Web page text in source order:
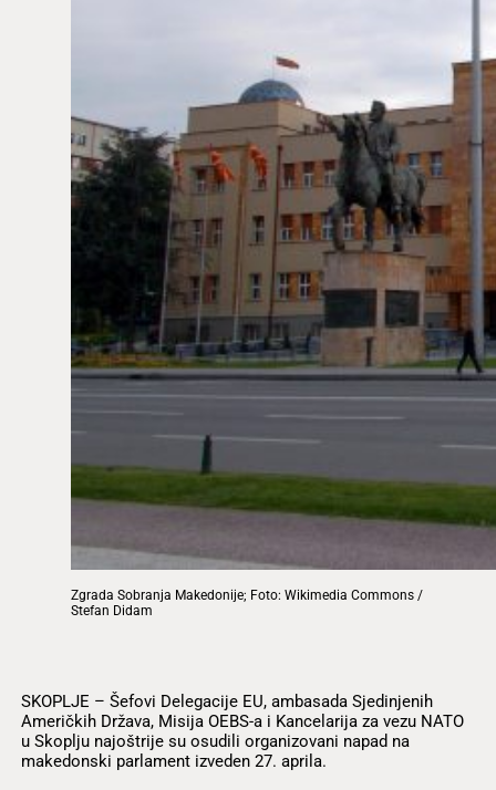
Zgrada Sobranja Makedonije; Foto: Wikimedia Commons /
Stefan Didam
SKOPLJE – Šefovi Delegacije EU, ambasada Sjedinjenih
Američkih Država, Misija OEBS-a i Kancelarija za vezu NATO
u Skoplju najoštrije su osudili organizovani napad na
makedonski parlament izveden 27. aprila.